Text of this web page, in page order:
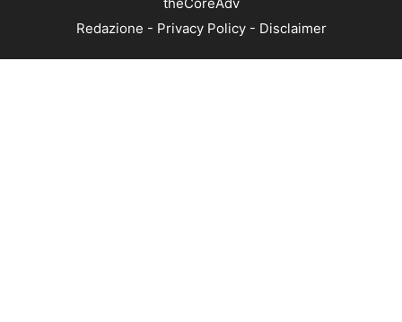
Redazione - Privacy Policy- Disclaimer